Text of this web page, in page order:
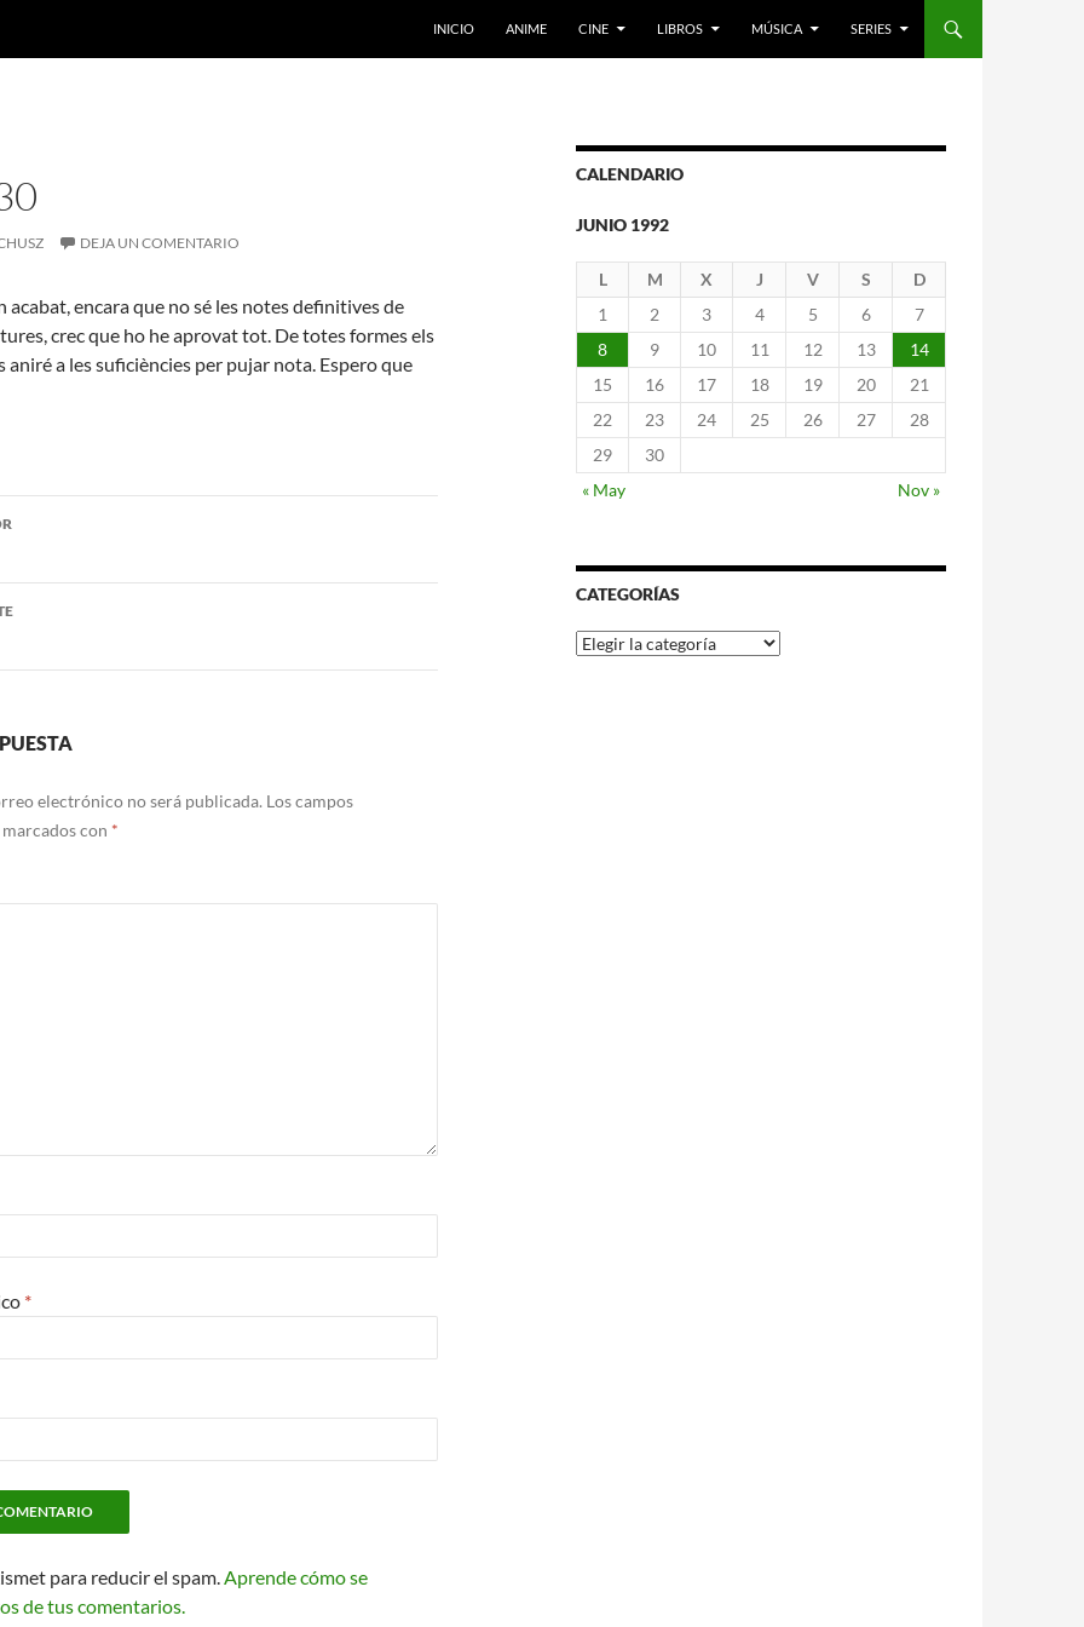
INICIO ANIME CINE LIBROS MÚSICA SERIES
DEJA UN COMENTARIO
acabat, encara que no sé les notes definitives de
crec que ho he aprovat tot. De totes formes els
aniré a les suficiències per pujar nota. Espero que
electrónico no será publicada. Los campos
con *
*
para reducir el spam.Aprende cómo se
de tus comentarios.
CALENDARIO
JUNIO 1992
L M X J V S
D
1
2 3 4 5 6
7
8
9 10 11 12 13
14
15
16 17 18 19 20
21
22
23 24 25 26 27
28
29
30
« May
Nov »
CATEGORÍAS
Categorías